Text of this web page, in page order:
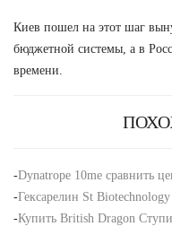
Киев пошел на этот шаг
бюджетной системы, а в
времени.
-Dynatrope 10me сравнить
-Гексарелин St Biotechnology
-Купить British Dragon